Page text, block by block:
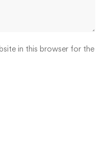
in this browser for the